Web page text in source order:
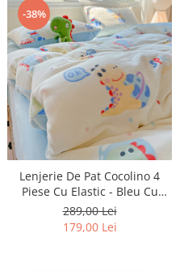
-38%
Lenjerie De Pat Cocolino 4
Piese Cu Elastic - Bleu Cu
Dinozauri
289,00 Lei
179,00 Lei